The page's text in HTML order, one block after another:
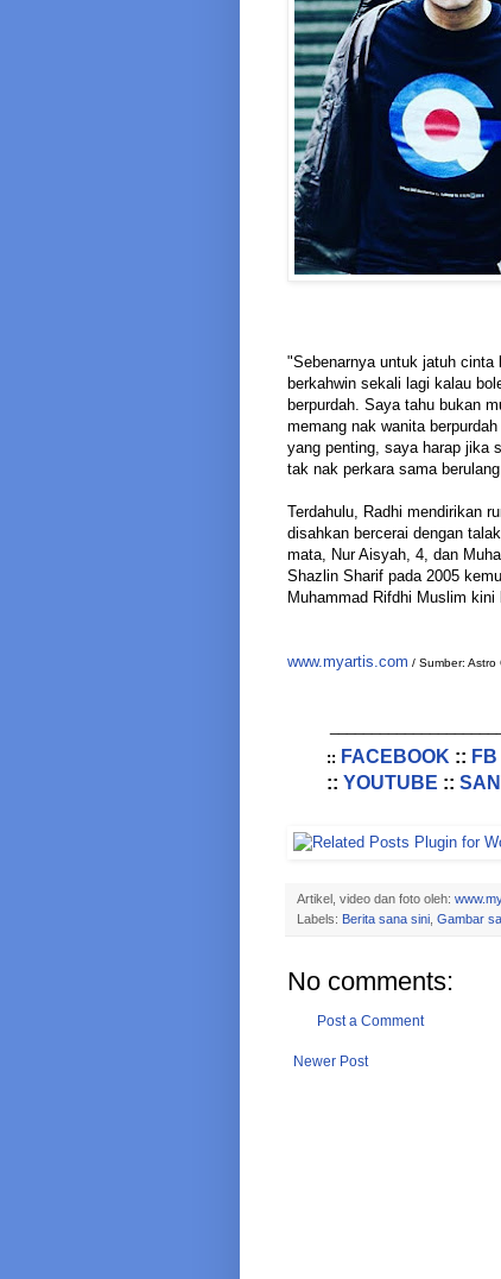
"Sebenarnya untuk jatuh
berkahwin sekali lagi kalau
berpurdah. Saya tahu bukan
memang nak wanita
yang penting, saya harap jika
tak nak perkara sama
Terdahulu, Radhi mendirikan
disahkan bercerai dengan
mata, Nur Aisyah, 4, dan
Shazlin Sharif pada 2005
Muhammad Rifdhi Muslim kini
www.myartis.com / Sumber: Astro
:: FACEBOOK ::
:: YOUTUBE ::
Artikel, video dan foto oleh:
Labels: Berita sana sini Gambar
No comments:
Post a Comment
Newer Post